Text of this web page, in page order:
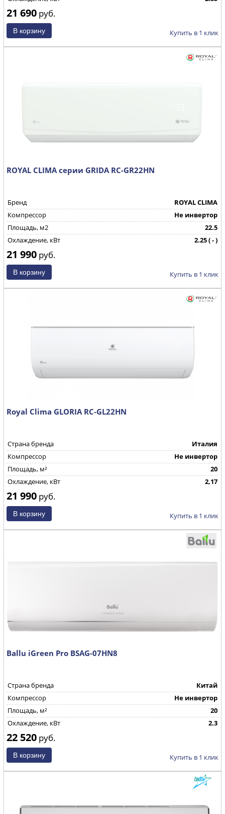
21 690 руб.
Купить в 1 клик
ROYAL CLIMA серии GRIDA RC-GR22HN
Бренд
ROYAL CLIMA
Компрессор
Не инвертор
Площадь, м2
22.5
Охлаждение, кВт
2.25 ( - )
Страна производства
21 990 руб.
Купить в 1 клик
Royal Clima GLORIA RC-GL22HN
Страна бренда
Италия
Компрессор
Не инвертор
Площадь, м²
20
Охлаждение, кВт
2,17
21 990 руб.
Купить в 1 клик
Ballu iGreen Pro BSAG-07HN8
Страна бренда
Китай
Компрессор
Не инвертор
Площадь, м²
20
Охлаждение, кВт
2.3
22 520 руб.
Купить в 1 клик